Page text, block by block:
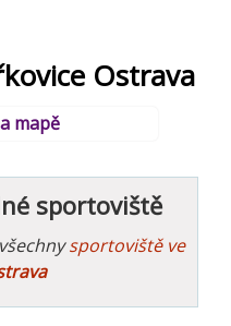
Ostrava
mapě
sportoviště
sportoviště ve